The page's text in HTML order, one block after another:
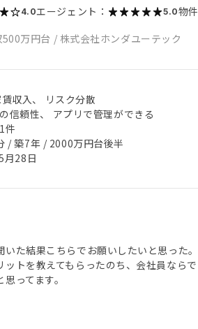
4.0エージェント： 5.0物件
500万円台 / 株式会社ホンダユーテック
収入、 リスク分散
信頼性、 アプリで管理ができる
件
/ 築7年 / 2000万円台後半
月28日
いた結果こちらでお願いしたいと思った
ットを教えてもらったのち、会社員なら
ってます。